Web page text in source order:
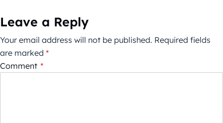
Leave a Reply
Your email address will not be published. Required fields
are marked *
Comment *